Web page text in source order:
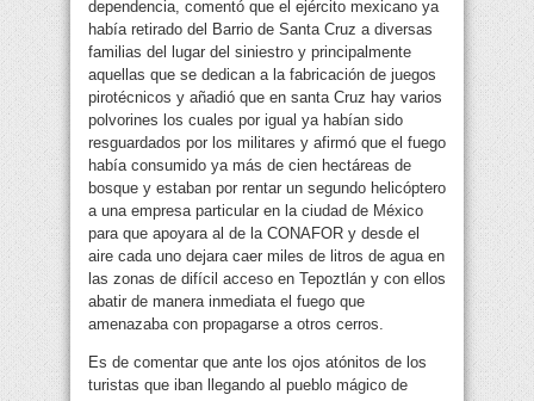
dependencia, comentó que el ejército mexicano ya
había retirado del Barrio de Santa Cruz a diversas
familias del lugar del siniestro y principalmente
aquellas que se dedican a la fabricación de juegos
pirotécnicos y añadió que en santa Cruz hay varios
polvorines los cuales por igual ya habían sido
resguardados por los militares y afirmó que el fuego
había consumido ya más de cien hectáreas de
bosque y estaban por rentar un segundo helicóptero
a una empresa particular en la ciudad de México
para que apoyara al de la CONAFOR y desde el
aire cada uno dejara caer miles de litros de agua en
las zonas de difícil acceso en Tepoztlán y con ellos
abatir de manera inmediata el fuego que
amenazaba con propagarse a otros cerros.
Es de comentar que ante los ojos atónitos de los
turistas que iban llegando al pueblo mágico de